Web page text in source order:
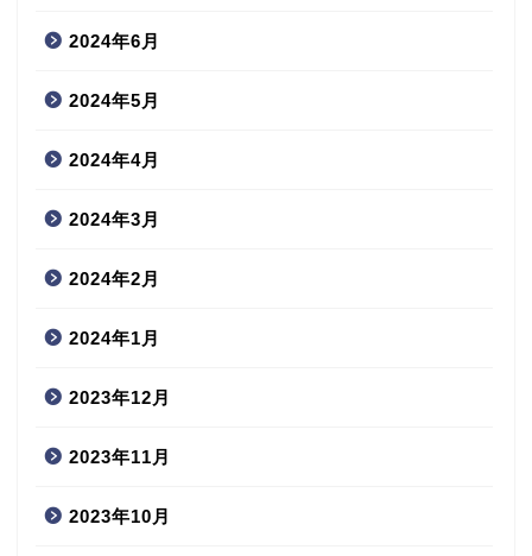
2024年6月
2024年5月
2024年4月
2024年3月
2024年2月
2024年1月
2023年12月
2023年11月
2023年10月